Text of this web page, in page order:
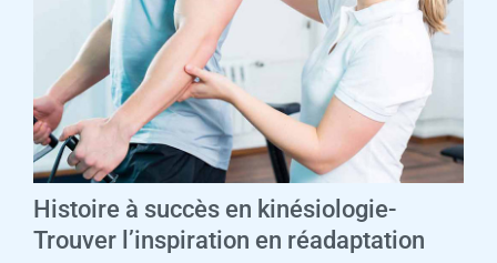
Histoire à succès en kinésiologie-
Trouver l’inspiration en réadaptation